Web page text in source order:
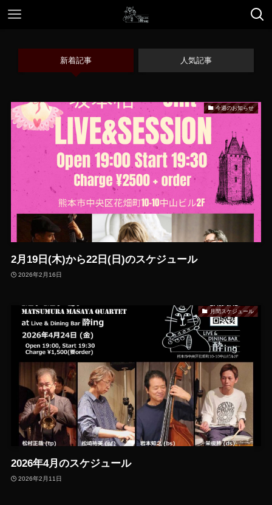
新着記事 人気記事
今週のお知らせ
2月19日(木)から22日(日)のスケジュール
2026年2月16日
月間スケジュール
2026年4月のスケジュール
2026年2月11日